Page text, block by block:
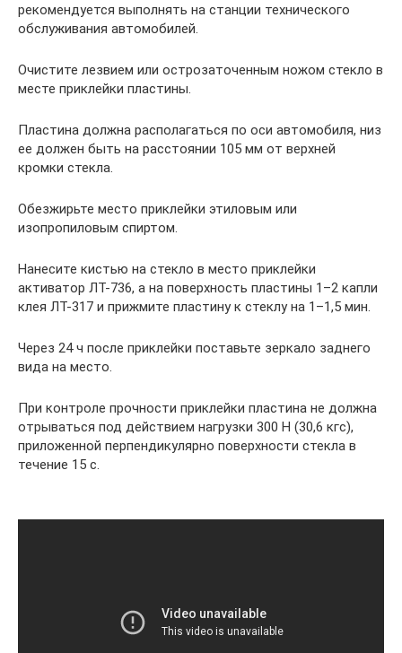
рекомендуется выполнять на станции технического
обслуживания автомобилей.
Очистите лезвием или острозаточенным ножом стекло в
месте приклейки пластины.
Пластина должна располагаться по оси автомобиля, низ
ее должен быть на расстоянии 105 мм от верхней
кромки стекла.
Обезжирьте место приклейки этиловым или
изопропиловым спиртом.
Нанесите кистью на стекло в место приклейки
активатор ЛТ-736, а на поверхность пластины 1–2 капли
клея ЛТ-317 и прижмите пластину к стеклу на 1–1,5 мин.
Через 24 ч после приклейки поставьте зеркало заднего
вида на место.
При контроле прочности приклейки пластина не должна
отрываться под действием нагрузки 300 Н (30,6 кгс),
приложенной перпендикулярно поверхности стекла в
течение 15 с.